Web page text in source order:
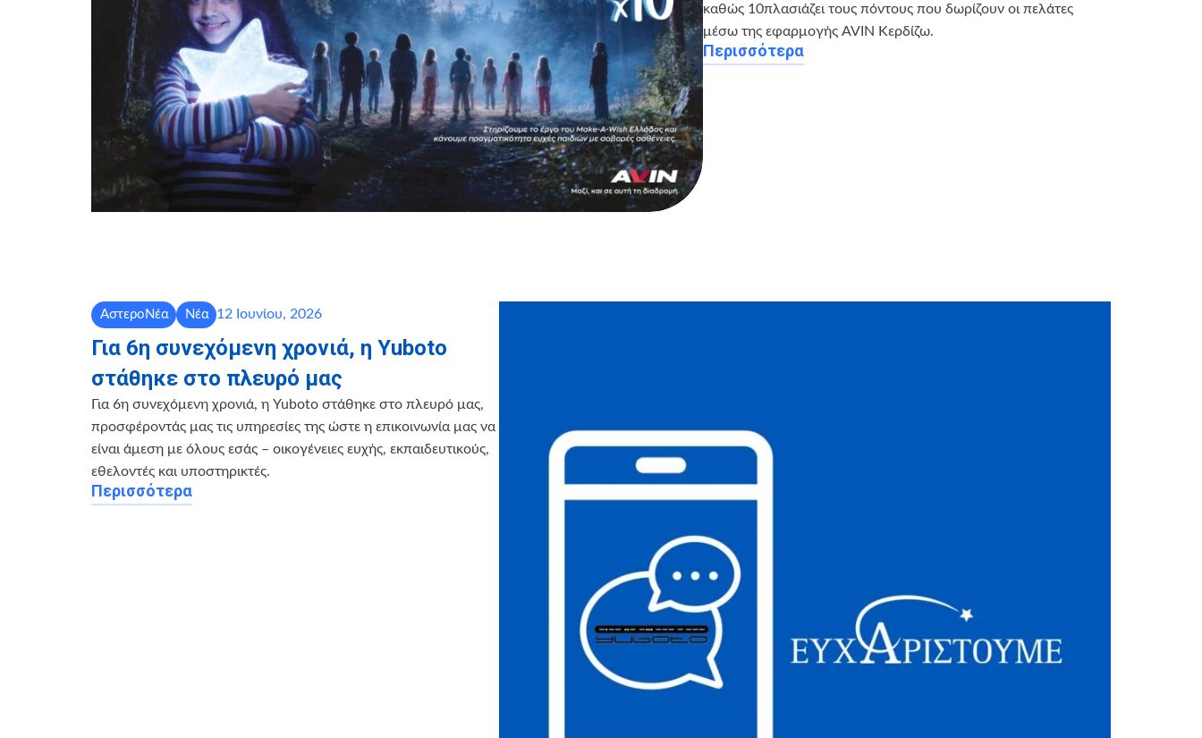
καθώς 10πλασιάζει τους πόντους που δωρίζουν οι πελάτες
μέσω της εφαρμογής AVIN Κερδίζω.
Περισσότερα
ΑστεροΝέα Νέα 12 Ιουνίου, 2026
Για 6η συνεχόμενη χρονιά, η Yuboto
στάθηκε στο πλευρό μας
Για 6η συνεχόμενη χρονιά, η Yuboto στάθηκε στο πλευρό μας,
προσφέροντάς μας τις υπηρεσίες της ώστε η επικοινωνία μας να
είναι άμεση με όλους εσάς – οικογένειες ευχής, εκπαιδευτικούς,
εθελοντές και υποστηρικτές.
Περισσότερα